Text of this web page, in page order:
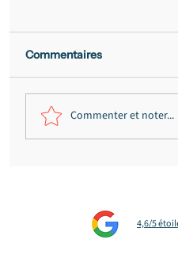
annulées, bande
période de
Commentaires
Commenter et noter...
4,6/5